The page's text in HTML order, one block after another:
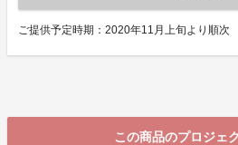
ご提供予定時期：2020年11月上旬より順次
この商品のプロジェ